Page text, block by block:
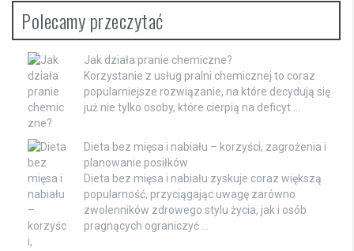
Polecamy przeczytać
Jak działa pranie chemiczne?
Korzystanie z usług pralni chemicznej to coraz
popularniejsze rozwiązanie, na które decydują się
już nie tylko osoby, które cierpią na deficyt …
Dieta bez mięsa i nabiału – korzyści, zagrożenia i
planowanie posiłków
Dieta bez mięsa i nabiału zyskuje coraz większą
popularność, przyciągając uwagę zarówno
zwolenników zdrowego stylu życia, jak i osób
pragnących ograniczyć …